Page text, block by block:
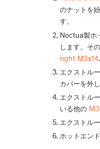
のナットを
す。
Noctua製ホ
します。そ
right M3x14
エクストル
カバーを外し
エクストル
いる他の
エクストル
ホットエン